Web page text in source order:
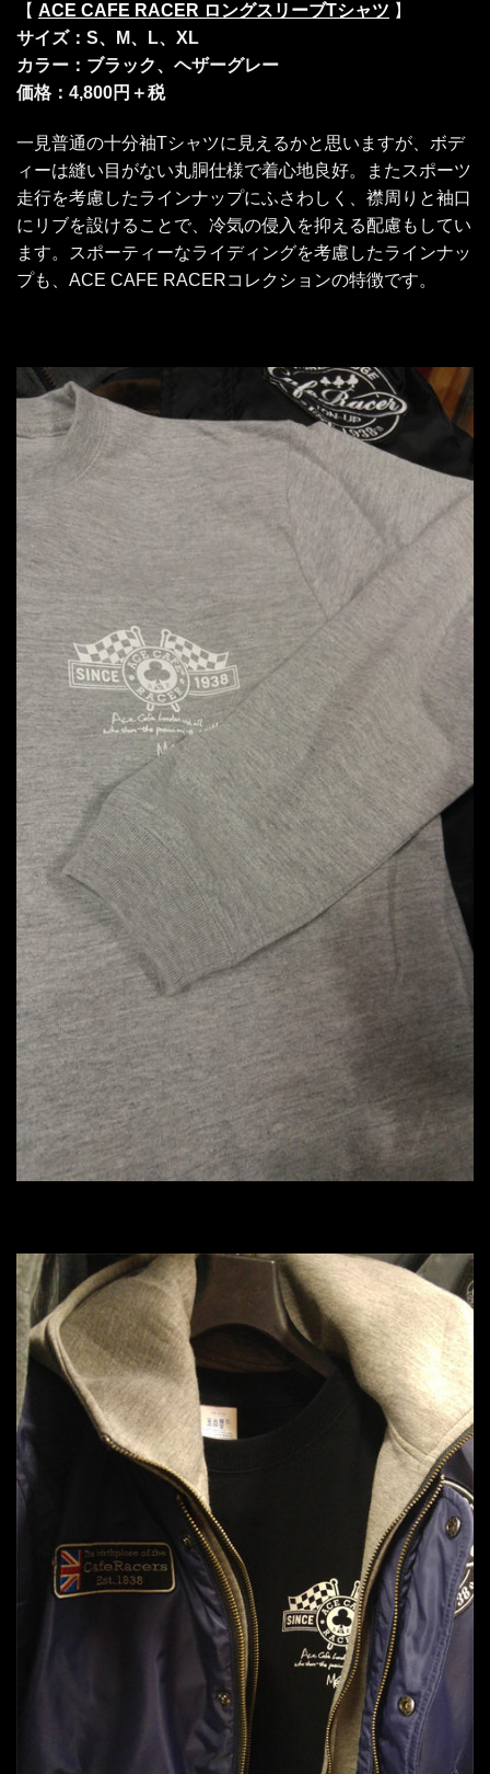
【 ACE CAFE RACER ロングスリーブTシャツ 】
サイズ：S、M、L、XL
カラー：ブラック、ヘザーグレー
価格：4,800円＋税
一見普通の十分袖Tシャツに見えるかと思いますが、ボデ
ィーは縫い目がない丸胴仕様で着心地良好。またスポーツ
走行を考慮したラインナップにふさわしく、襟周りと袖口
にリブを設けることで、冷気の侵入を抑える配慮もしてい
ます。スポーティーなライディングを考慮したラインナッ
プも、ACE CAFE RACERコレクションの特徴です。